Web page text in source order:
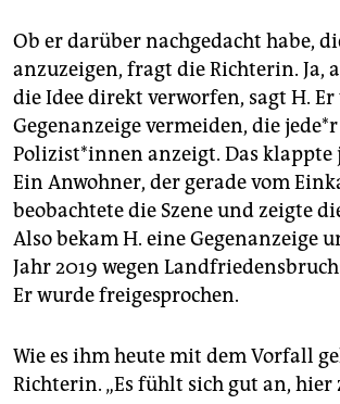
Ob er darüber nachgedacht habe,
anzuzeigen, fragt die Richterin. Ja,
die Idee direkt verworfen, sagt H.
Gegenanzeige vermeiden, die
Po­li­zis­t*in­nen anzeigt. Das klappte
Ein Anwohner, der gerade vom
beobachtete die Szene und zeigte
Also bekam H. eine Gegenanzeige
Jahr 2019 wegen
Er wurde freigesprochen.
Wie es ihm heute mit dem Vorfall
Richterin. „Es fühlt sich gut an, hier